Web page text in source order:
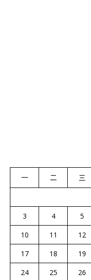
一 二 三
3
4 5
10
11 12
17
18 19
24
25 26